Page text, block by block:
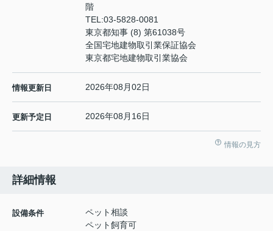
階
TEL:03-5828-0081
東京都知事 (8) 第61038号
全国宅地建物取引業保証協会
東京都宅地建物取引業協会
情報更新日 2026年08月02日
更新予定日 2026年08月16日
情報の見方
詳細情報
設備条件
ペット相談
ペット飼育可